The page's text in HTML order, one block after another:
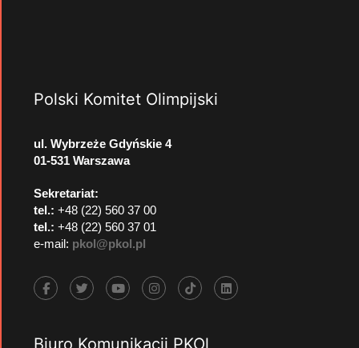
Polski Komitet Olimpijski
ul. Wybrzeże Gdyńskie 4
01-531 Warszawa
Sekretariat:
tel.: +48 (22) 560 37 00
tel.: +48 (22) 560 37 01
e-mail: pkol@pkol.pl
Biuro Komunikacji PKOl